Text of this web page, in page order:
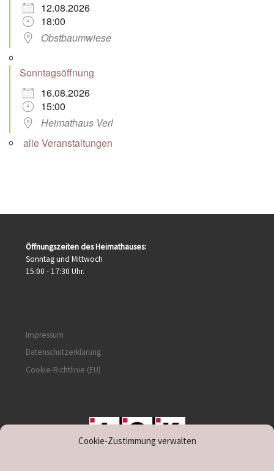
Cookie-Zustimmung verwalten
12.08.2026
18:00
Obstbaumwiese
Sonntagsöffnung
16.08.2026
15:00
Heimathaus Verl
alle Veranstaltungen
Öffnungszeiten des Heimathauses:
Sonntag und Mittwoch
15:00 - 17:30 Uhr.
Impressum
Datenschutzerklärung
Cookie-Richtlinie (EU)